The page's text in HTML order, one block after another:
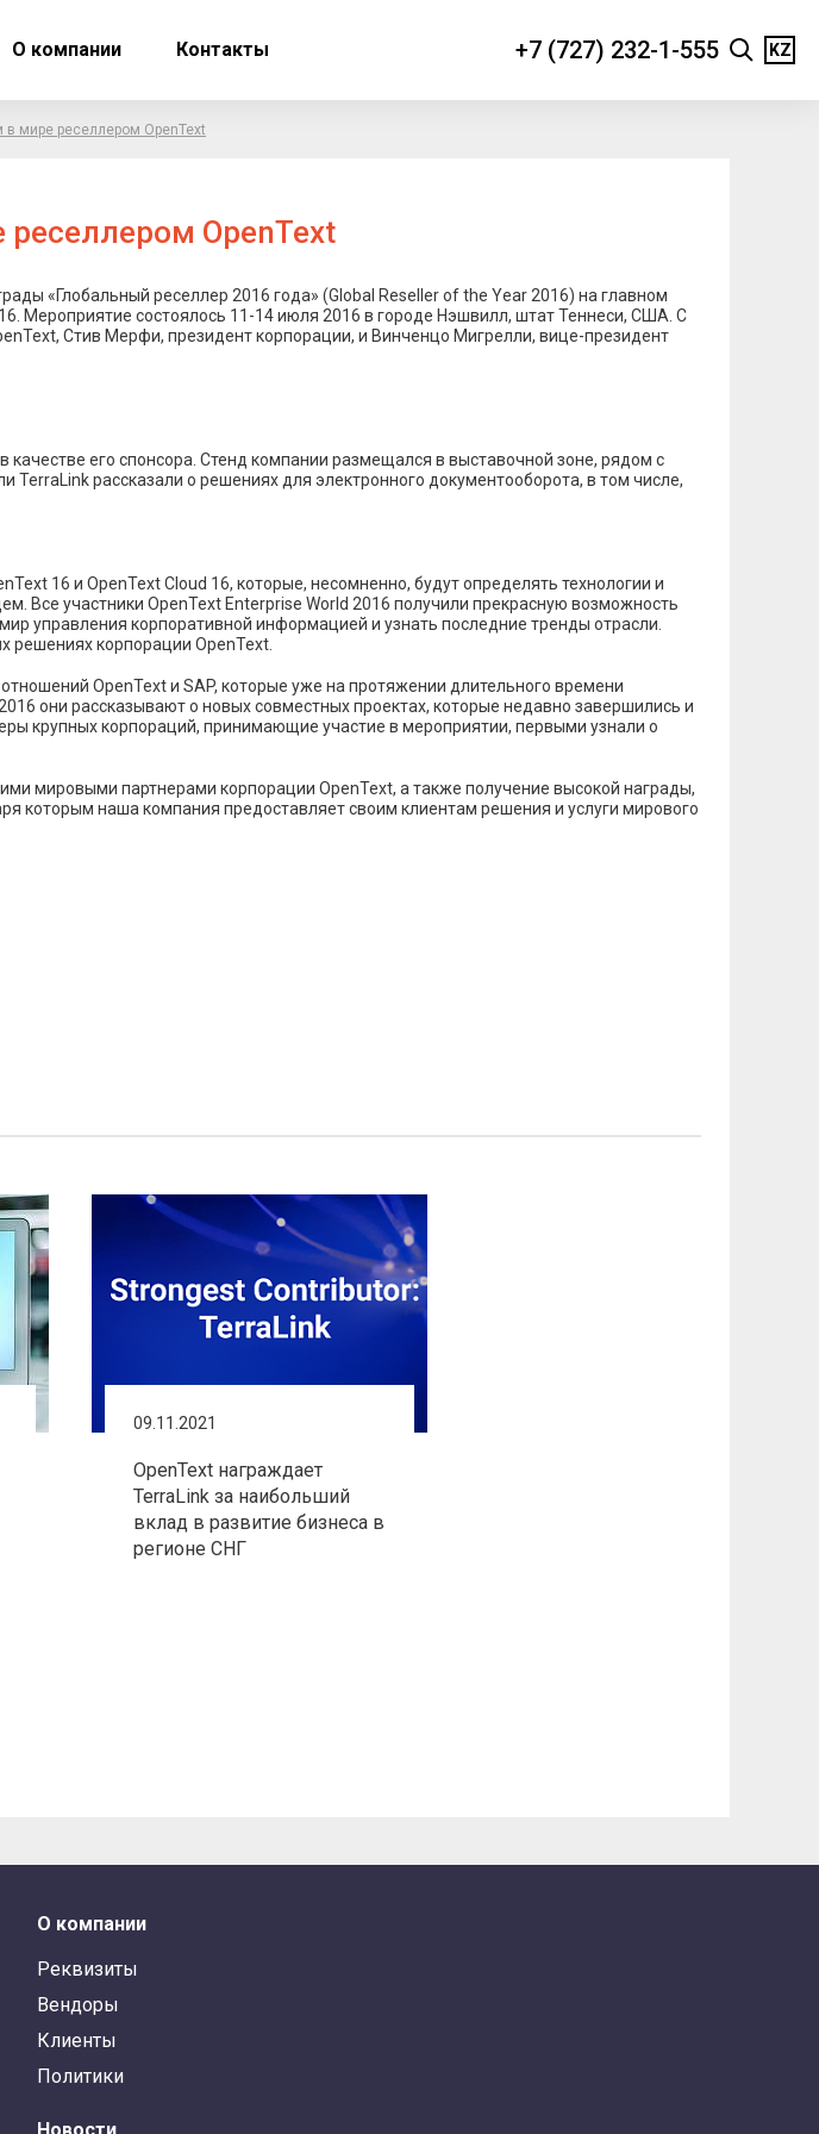
О компании Контакты +7 (727) 232-1-555 KZ
мире реселлером OpenText
OpenText
«Глобальный реселлер 2016 года» (Global Reseller of the Year 2016) на главном
Мероприятие состоялось 11-14 июля 2016 в городе Нэшвилл, штат Теннеси, США. С
Стив Мерфи, президент корпорации, и Винченцо Мигрелли, вице-президент
его спонсора. Стенд компании размещался в выставочной зоне, рядом с
рассказали о решениях для электронного документооборота, в том числе,
16 и OpenText Cloud 16, которые, несомненно, будут определять технологии и
Все участники OpenText Enterprise World 2016 получили прекрасную возможность
управления корпоративной информацией и узнать последние тренды отрасли.
решениях корпорации OpenText.
OpenText и SAP, которые уже на протяжении длительного времени
они рассказывают о новых совместных проектах, которые недавно завершились и
крупных корпораций, принимающие участие в мероприятии, первыми узнали о
мировыми партнерами корпорации OpenText, а также получение высокой награды,
которым наша компания предоставляет своим клиентам решения и услуги мирового
09.11.2021
OpenText награждает
TerraLink за наибольший
вклад в развитие бизнеса в
регионе СНГ
О компании
Реквизиты
Вендоры
Клиенты
Политики